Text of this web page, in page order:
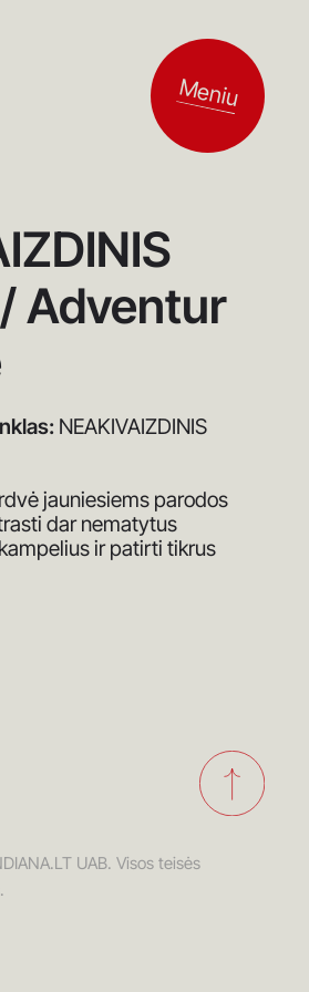
Meniu
Adventur
NEAKIVAIZDINIS
jauniesiems parodos
dar nematytus
ir patirti tikrus
UAB. Visos teisės